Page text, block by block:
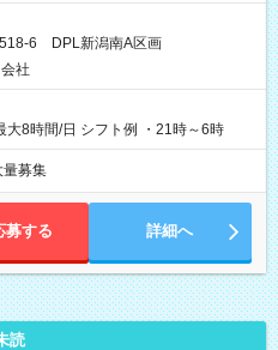
試用期間】試用期間
間 雇用形態、給与は本採用時と同じ
6 DPL新潟南A区画
社
大8時間/日 シフト例 ・21時～6時
量募集
募する 詳細へ
読